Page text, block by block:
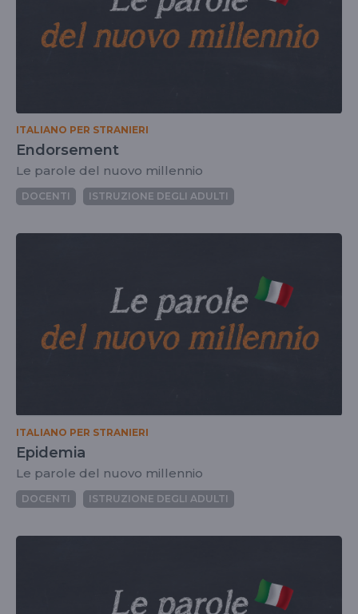
ITALIANO PER STRANIERI
Endorsement
Le parole del nuovo millennio
DOCENTI ISTRUZIONE DEGLI ADULTI
ITALIANO PER STRANIERI
Epidemia
Le parole del nuovo millennio
DOCENTI ISTRUZIONE DEGLI ADULTI